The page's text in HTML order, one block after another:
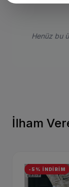
Henüz bu
İlham
-5% İNDİRİM